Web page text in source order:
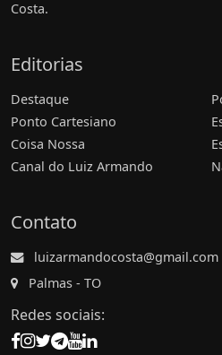
Costa.
Editorias
Destaque
Ponto Cartesiano
Coisa Nossa
Canal do Luiz Armando
Contato
luizarmandocosta@gmail.com
Palmas - TO
Redes sociais: